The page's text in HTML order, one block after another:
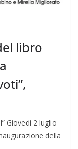
libro
Giovedì 2 luglio
della